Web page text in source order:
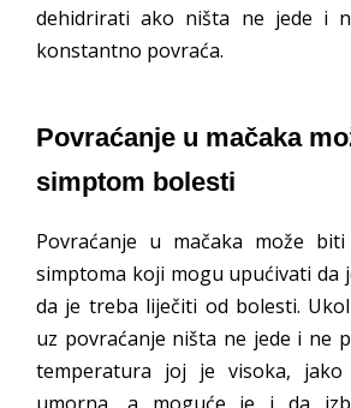
dehidrirati ako ništa ne jede i
konstantno povraća.
Povraćanje u mačaka
simptom bolesti
Povraćanje u mačaka može
simptoma koji mogu upućivati da
da je treba liječiti od bolesti.
uz povraćanje ništa ne jede i ne
temperatura joj je visoka,